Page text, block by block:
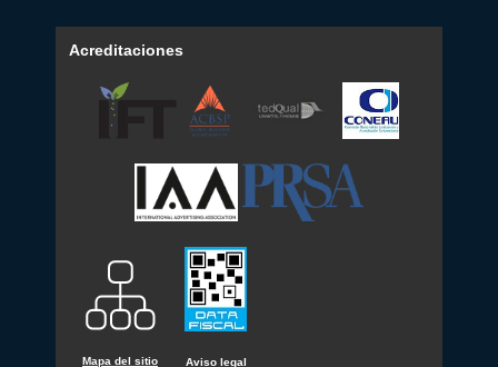
Acreditaciones
Mapa del sitio Aviso legal